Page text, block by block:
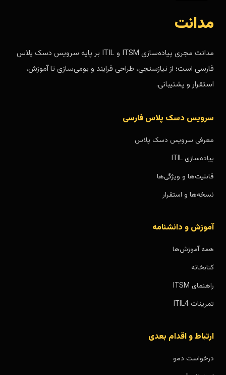
مدانت
مدانت مجری پیاده‌سازی ITSM و ITIL بر پایه سرویس دسک پلاس
فارسی است؛ از نیازسنجی، طراحی فرایند و بومی‌سازی تا آموزش،
استقرار و پشتیبانی.
سرویس دسک پلاس فارسی
معرفی سرویس دسک پلاس
پیاده‌سازی ITIL
قابلیت‌ها و ویژگی‌ها
نسخه‌ها و استقرار
آموزش و دانشنامه
همه آموزش‌ها
کتابخانه
راهنمای ITSM
تمرینات ITIL4
ارتباط و اقدام بعدی
درخواست دمو